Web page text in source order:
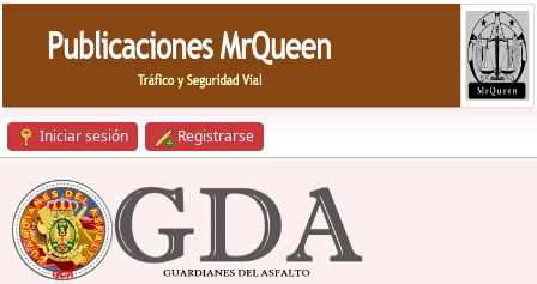
Iniciar sesión Registrarse